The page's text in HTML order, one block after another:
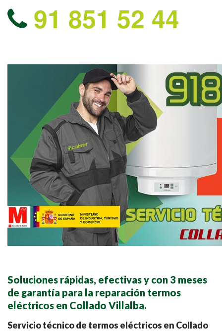
91 851 52 44
Soluciones rápidas, efectivas y con 3 meses
de garantía para la reparación termos
eléctricos en Collado Villalba.
Servicio técnico de termos eléctricos en Collado